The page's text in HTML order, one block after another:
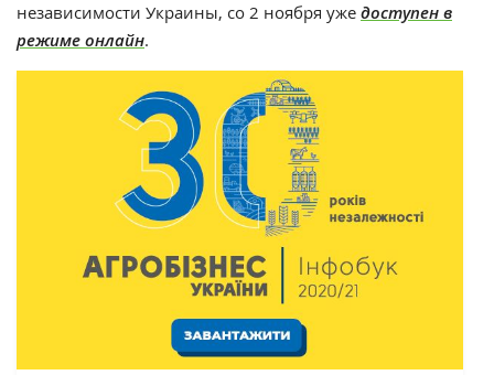
независимости Украины, со 2 ноября уже доступен в
режиме онлайн.